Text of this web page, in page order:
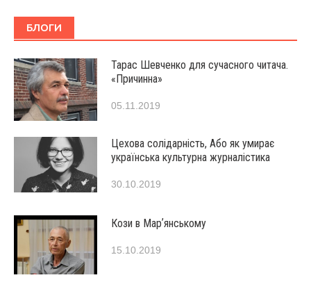
БЛОГИ
Тарас Шевченко для сучасного читача.
«Причинна»
05.11.2019
Цехова солідарність, Або як умирає
українська культурна журналістика
30.10.2019
Кози в Марʼянському
15.10.2019